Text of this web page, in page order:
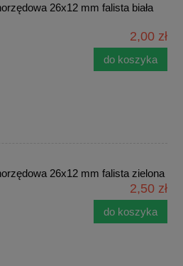
26x12 mm falista biała
2,00 zł
do koszyka
26x12 mm falista zielona
2,50 zł
do koszyka